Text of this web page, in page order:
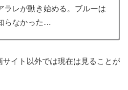
ラレが動き始める。ブルーは
らなかった…
イト以外では現在は見ることが